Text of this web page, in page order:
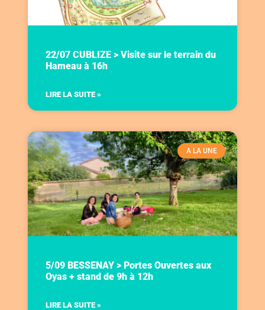
22/07 CUBLIZE > Visite sur le terrain du
Hameau à 16h
LIRE LA SUITE »
A LA UNE
5/09 BESSENAY > Portes Ouvertes aux
Oyas + stand de 9h à 12h
LIRE LA SUITE »